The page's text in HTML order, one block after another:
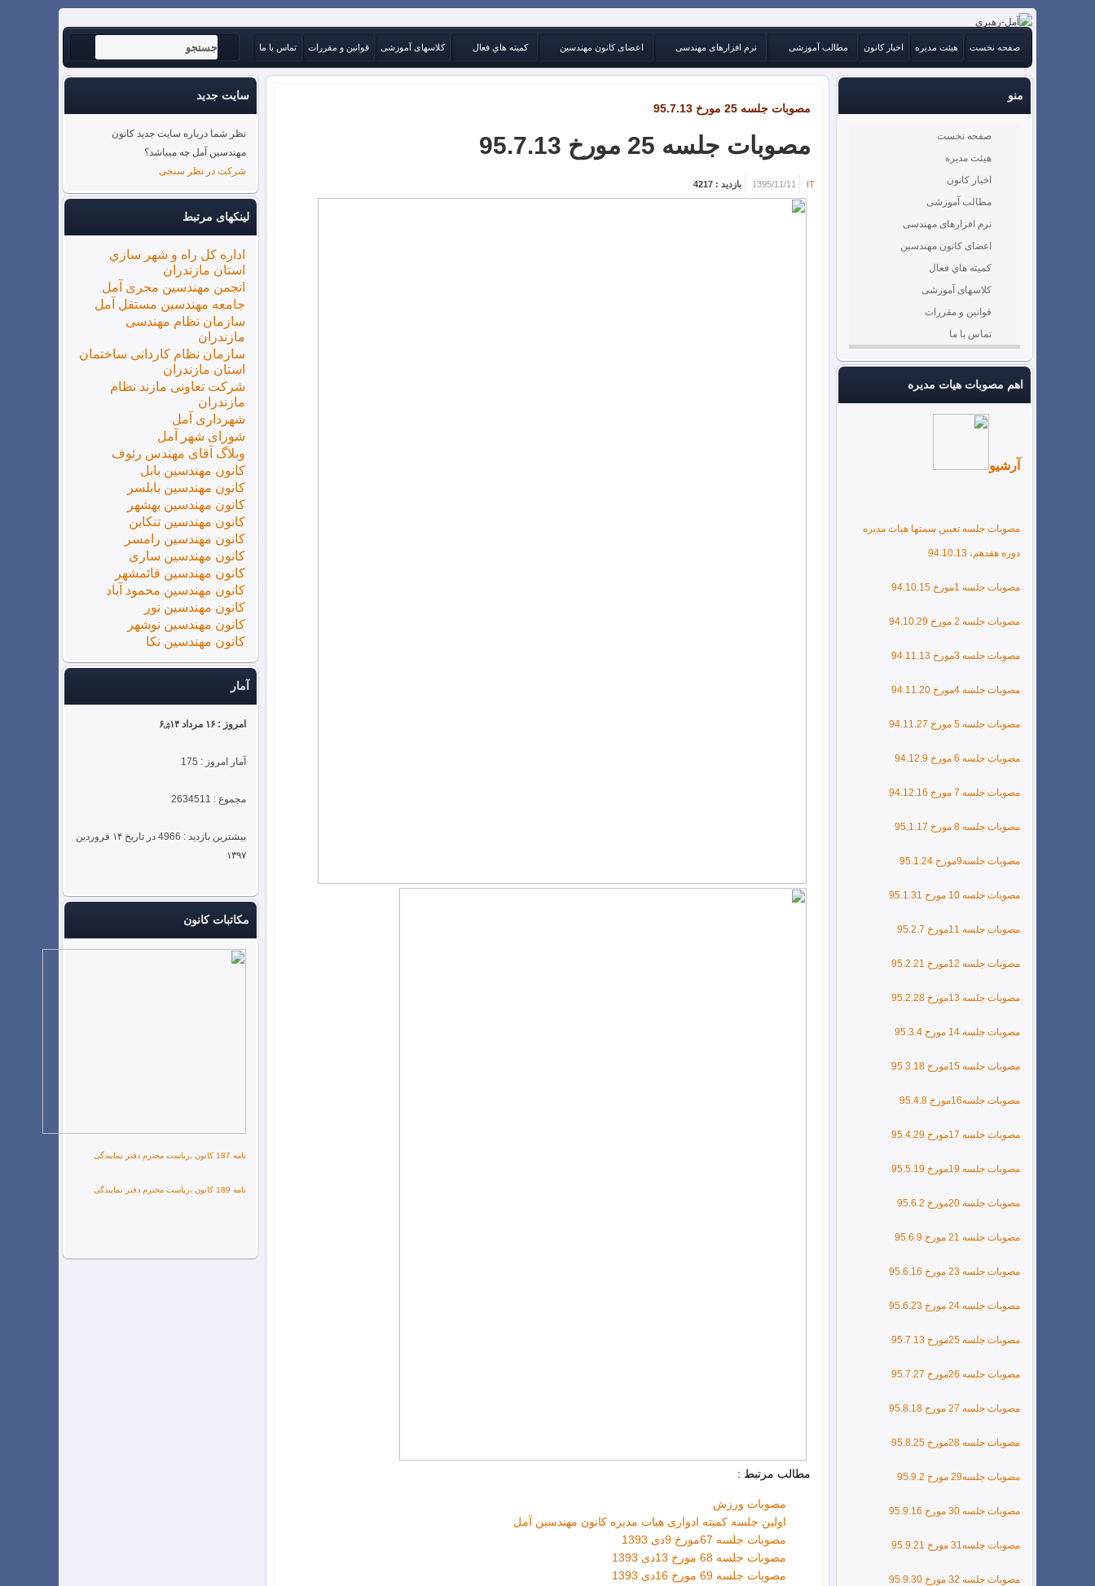
صفحه نخست هیئت مدیره اخبار کانون مطالب آموزشی نرم افزارهای مهندسی اعضای کانون مهندسین كميته هاي فعال کلاسهای آموزشی قوانین و مقررات تماس با ما
منو
صفحه نخست
هیئت مدیره
اخبار کانون
مطالب آموزشی
نرم افزارهای مهندسی
اعضای کانون مهندسین
كميته هاي فعال
کلاسهای آموزشی
قوانین و مقررات
تماس با ما
اهم مصوبات هیات مدیره
آرشیو
مصوبات جلسه تعیین سمتها هیات مدیره
دوره هفدهم، 94.10.13
مصوبات جلسه 1مورخ 94.10.15
مصوبات جلسه 2 مورخ 94.10.29
مصوبات جلسه 3مورخ 94.11.13
مصوبات جلسه 4مورخ 94.11.20
مصوبات جلسه 5 مورخ 94.11.27
مصوبات جلسه 6 مورخ 94.12.9
مصوبات جلسه 7 مورخ 94.12.16
مصوبات جلسه 8 مورخ 95.1.17
مصوبات جلسه9مورخ 95.1.24
مصوبات جلسه 10 مورخ 95.1.31
مصوبات جلسه 11مورخ 95.2.7
مصوبات جلسه 12مورخ 95.2.21
مصوبات جلسه 13مورخ 95.2.28
مصوبات جلسه 14 مورخ 95.3.4
مصوبات جلسه 15مورخ 95.3.18
مصوبات جلسه16مورخ 95.4.8
مصوبات جلسه 17مورخ 95.4.29
مصوبات جلسه 19مورخ 95.5.19
مصوبات جلسه 20مورخ 95.6.2
مصوبات جلسه 21 مورخ 95.6.9
مصوبات جلسه 23 مورخ 95.6.16
مصوبات جلسه 24 مورخ 95.6.23
مصوبات جلسه 25مورخ 95.7.13
مصوبات جلسه 26مورخ 95.7.27
مصوبات جلسه 27 مورخ 95.8.18
مصوبات جلسه 28مورخ 95.8.25
مصوبات جلسه29 مورخ 95.9.2
مصوبات جلسه 30 مورخ 95.9.16
مصوبات جلسه31 مورخ 95.9.21
مصوبات جلسه 32 مورخ 95.9.30
مصوبات جلسه 25 مورخ 95.7.13
مصوبات جلسه 25 مورخ 95.7.13
IT
1395/11/11 بازدید : 4217
مطالب مرتبط :
مصوبات ورزش
اولین جلسه کمیته ادواری هیات مدیره کانون مهندسین آمل
مصوبات جلسه 67مورخ 9دی 1393
مصوبات جلسه 68 مورخ 13دی 1393
مصوبات جلسه 69 مورخ 16دی 1393
سایت جدید
نظر شما درباره سایت جدید کانون
مهندسین آمل چه میباشد؟
شرکت در نظر سنجی
لینکهای مرتبط
اداره كل راه و شهر سازي
استان مازندران
انجمن مهندسین مجری آمل
جامعه مهندسین مستقل آمل
سازمان نظام مهندسی
مازندران
سازمان نظام کاردانی ساختمان
استان مازندران
شرکت تعاونی مازند نظام
مازندران
شهرداری آمل
شورای شهر آمل
وبلاگ آقای مهندس رئوف
کانون مهندسین بابل
کانون مهندسین بابلسر
کانون مهندسین بهشهر
کانون مهندسین تنکابن
کانون مهندسین رامسر
کانون مهندسین ساری
کانون مهندسین قائمشهر
کانون مهندسین محمود آباد
کانون مهندسین نور
کانون مهندسین نوشهر
کانون مهندسین نکا
آمار
امروز : ۱۶ مرداد ۱۴ۺ۶
آمار امروز : 175
مجموع : 2634511
بیشترین بازدید : 4966 در تاریخ ۱۴ فروردین
۱۳۹۷
مکاتبات کانون
نامه 187 کانون ،ریاست محترم دفتر نمایندگی
نامه 189 کانون ،ریاست محترم دفتر نمایندگی